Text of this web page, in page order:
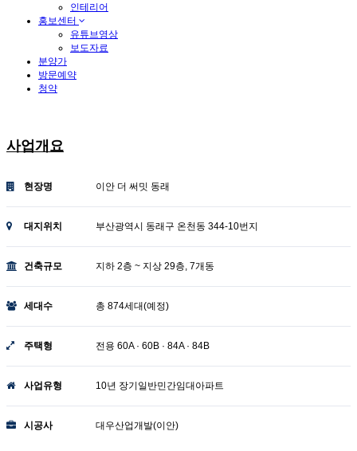
인테리어
홍보센터
유튜브영상
보도자료
분양가
방문예약
청약
사업개요
현장명 이안 더 써밋 동래
대지위치 부산광역시 동래구 온천동 344-10번지
건축규모 지하 2층 ~ 지상 29층, 7개동
세대수 총 874세대(예정)
주택형 전용 60A · 60B · 84A · 84B
사업유형 10년 장기일반민간임대아파트
시공사 대우산업개발(이안)